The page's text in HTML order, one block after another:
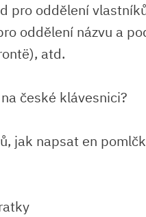
pro oddělení
oddělení názvu a
atd.
české klávesnici?
jak napsat en